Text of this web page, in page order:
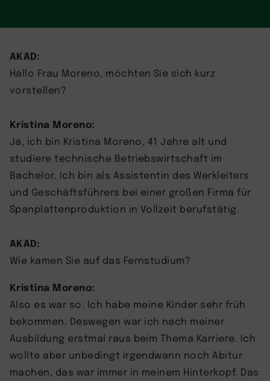
AKAD:
Hallo Frau Moreno, möchten Sie sich kurz
vorstellen?
Kristina Moreno:
Ja, ich bin Kristina Moreno, 41 Jahre alt und
studiere technische Betriebswirtschaft im
Bachelor. Ich bin als Assistentin des Werkleiters
und Geschäftsführers bei einer großen Firma für
Spanplattenproduktion in Vollzeit berufstätig.
AKAD:
Wie kamen Sie auf das Fernstudium?
Kristina Moreno:
Also es war so: Ich habe meine Kinder sehr früh
bekommen. Deswegen war ich nach meiner
Ausbildung erstmal raus beim Thema Karriere. Ich
wollte aber unbedingt irgendwann noch Abitur
machen, das war immer in meinem Hinterkopf. Das